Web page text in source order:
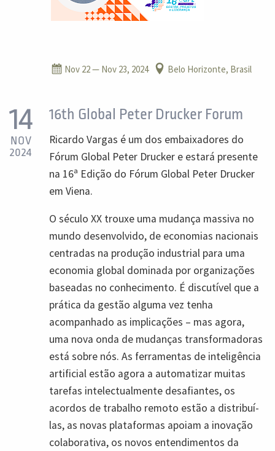
Nov 22— Nov 23, 2024 Belo Horizonte, Brasil
14
NOV
2024
16th Global Peter Drucker Forum
Ricardo Vargas é um dos embaixadores do
Fórum Global Peter Drucker e estará presente
na 16ª Edição do Fórum Global Peter Drucker
em Viena.
O século XX trouxe uma mudança massiva no
mundo desenvolvido, de economias nacionais
centradas na produção industrial para uma
economia global dominada por organizações
baseadas no conhecimento. É discutível que a
prática da gestão alguma vez tenha
acompanhado as implicações – mas agora,
uma nova onda de mudanças transformadoras
está sobre nós. As ferramentas de inteligência
artificial estão agora a automatizar muitas
tarefas intelectualmente desafiantes, os
acordos de trabalho remoto estão a distribuí-
las, as novas plataformas apoiam a inovação
colaborativa, os novos entendimentos da